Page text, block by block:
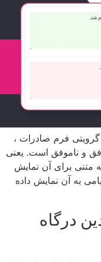
گرویتی فرم صادرات ،
و ناموفق است. یعنی
متنی برای آن نمایش
به آن نمایش داده
درگاه